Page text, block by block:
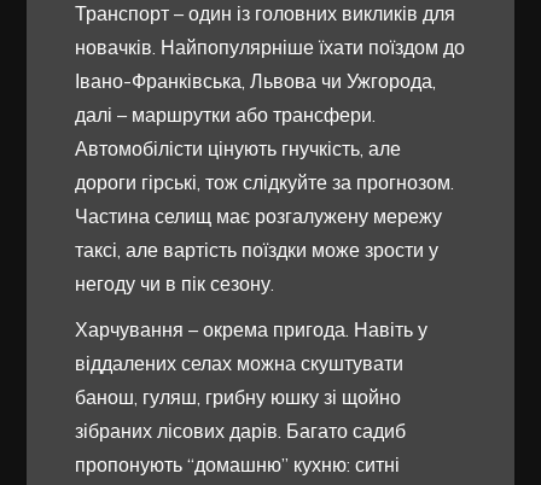
Транспорт – один із головних викликів для
новачків. Найпопулярніше їхати поїздом до
Івано-Франківська, Львова чи Ужгорода,
далі – маршрутки або трансфери.
Автомобілісти цінують гнучкість, але
дороги гірські, тож слідкуйте за прогнозом.
Частина селищ має розгалужену мережу
таксі, але вартість поїздки може зрости у
негоду чи в пік сезону.
Харчування – окрема пригода. Навіть у
віддалених селах можна скуштувати
банош, гуляш, грибну юшку зі щойно
зібраних лісових дарів. Багато садиб
пропонують “домашню” кухню: ситні